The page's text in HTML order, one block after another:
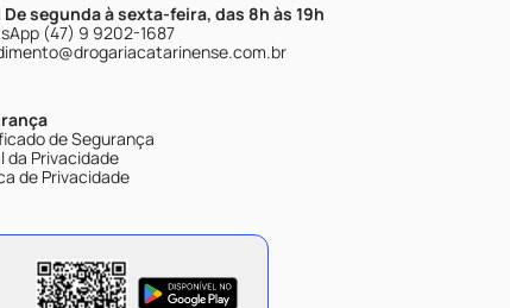
De segunda à sexta-feira, das 8h às 19h
(47) 9 9202-1687
de Segurança
da Privacidade
de Privacidade